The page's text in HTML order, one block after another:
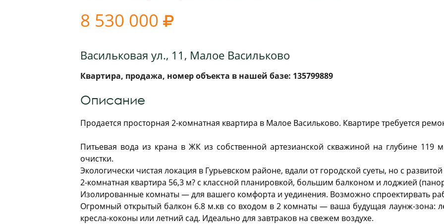
8 530 000 
Васильковая ул., 11, Малое Васильково
Квартира, продажа, номер объекта в нашей базе: 135799889
Описание
Продается просторная 2-комнатная квартира в Малое Васильково. Квартире требуется
Питьевая вода из крана в ЖК из собственной артезианской скважиной на глубине 119
очистки.
Экологически чистая локация в Гурьевском районе, вдали от городской суеты, но с
2-комнатная квартира 56,3 м? с классной планировкой, большим балконом и лоджией
Изолированные комнаты — для вашего комфорта и уединения. Возможно спроектирвать
Огромный открытый балкон 6.8 м.кв со входом в 2 комнаты — ваша будущая лаунж-зона:
кресла-коконы или летний сад. Идеально для завтраков на свежем воздухе.